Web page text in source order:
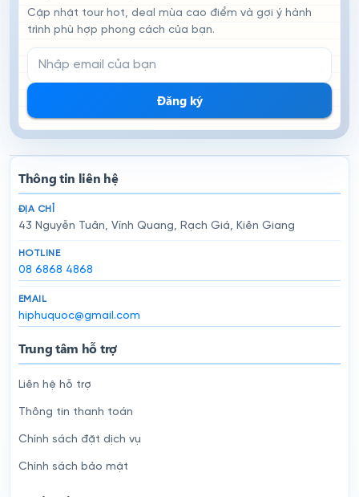
Cập nhật tour hot, deal mùa cao điểm và gợi ý hành
trình phù hợp phong cách của bạn.
Email đăng ký nhận tin
Đăng ký
Thông tin liên hệ
ĐỊA CHỈ
43 Nguyễn Tuân, Vĩnh Quang, Rạch Giá, Kiên Giang
HOTLINE
08 6868 4868
EMAIL
hiphuquoc@gmail.com
Trung tâm hỗ trợ
Liên hệ hỗ trợ
Thông tin thanh toán
Chính sách đặt dịch vụ
Chính sách bảo mật